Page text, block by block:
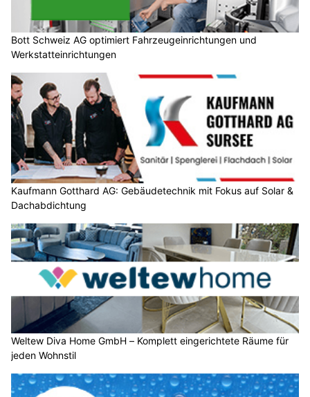
Bott Schweiz AG optimiert Fahrzeugeinrichtungen und
Werkstatteinrichtungen
Kaufmann Gotthard AG: Gebäudetechnik mit Fokus auf Solar &
Dachabdichtung
Weltew Diva Home GmbH – Komplett eingerichtete Räume für
jeden Wohnstil